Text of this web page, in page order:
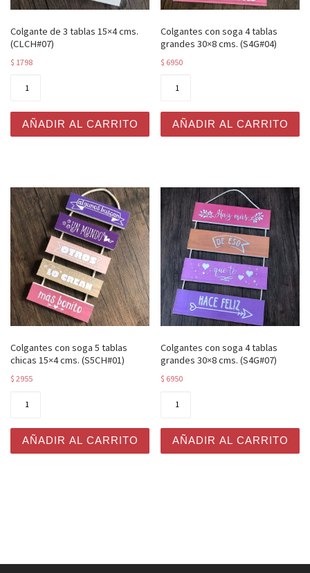
Colgante de 3 tablas 15×4 cms.
(CLCH#07)
$ 1798
AÑADIR AL CARRITO
Colgantes con soga 4 tablas
grandes 30×8 cms. (S4G#04)
$ 6950
AÑADIR AL CARRITO
Colgantes con soga 5 tablas
chicas 15×4 cms. (S5CH#01)
$ 2955
AÑADIR AL CARRITO
Colgantes con soga 4 tablas
grandes 30×8 cms. (S4G#07)
$ 6950
AÑADIR AL CARRITO